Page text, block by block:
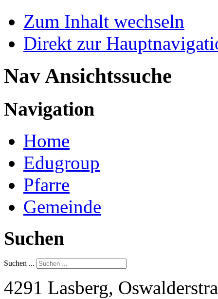
Zum Inhalt wechseln
Direkt zur
Nav Ansichtssuche
Navigation
Home
Edugroup
Pfarre
Gemeinde
Suchen
Suchen ...
4291 Lasberg,